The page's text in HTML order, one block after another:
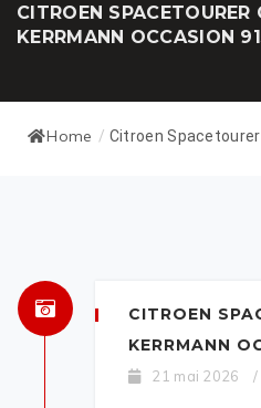
CITROEN SPACETOURER
KERRMANN OCCASION
Home / Citroen Spacetourer
CITROEN
KERRMANN
21 mai 2026 /